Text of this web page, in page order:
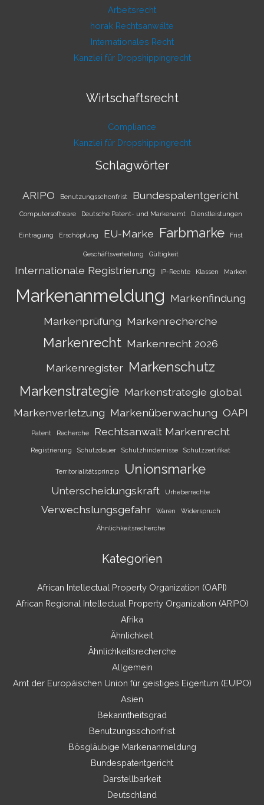
Arbeitsrecht
horak Rechtsanwälte
Internationales Recht
Kanzlei für Dropshippingrecht
Wirtschaftsrecht
Compliance
Kanzlei für Dropshippingrecht
Schlagwörter
ARIPO Benutzungsschonfrist Bundespatentgericht
Computersoftware Deutsche Patent- und Markenamt Dienstleistungen
Eintragung Erschöpfung EU-Marke Farbmarke Frist
Geschäftsverteilung Gültigkeit
Internationale Registrierung IP-Rechte Klassen Marken
Markenanmeldung Markenfindung
Markenprüfung Markenrecherche
Markenrecht Markenrecht 2026
Markenregister Markenschutz
Markenstrategie Markenstrategie global
Markenverletzung Markenüberwachung OAPI
Patent Recherche Rechtsanwalt Markenrecht
Registrierung Schutzdauer Schutzhindernisse Schutzzertifikat
Territorialitätsprinzip Unionsmarke
Unterscheidungskraft Urheberrechte
Verwechslungsgefahr Waren Widerspruch
Ähnlichkeitsrecherche
Kategorien
African Intellectual Property Organization (OAPI)
African Regional Intellectual Property Organization (ARIPO)
Afrika
Ähnlichkeit
Ähnlichkeitsrecherche
Allgemein
Amt der Europäischen Union für geistiges Eigentum (EUIPO)
Asien
Bekanntheitsgrad
Benutzungsschonfrist
Bösgläubige Markenanmeldung
Bundespatentgericht
Darstellbarkeit
Deutschland